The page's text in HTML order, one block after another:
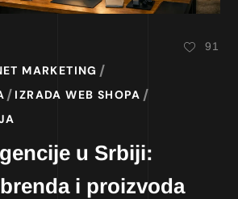
MARKETING
IZRADA WEB SHOPA
91
u Srbiji:
i proizvoda